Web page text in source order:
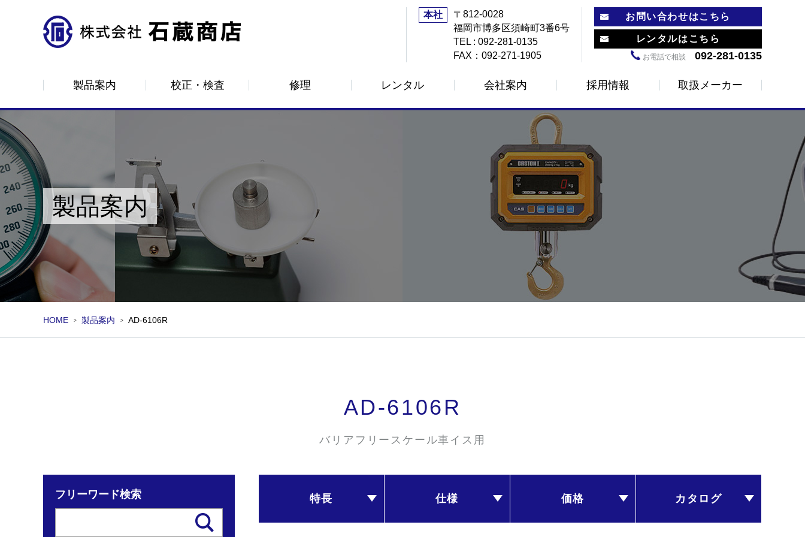
本社
〒812-0028
福岡市博多区須崎町3番6号
TEL : 092-281-0135
FAX：092-271-1905
お問い合わせはこちら
レンタルはこちら
お電話で相談 092-281-0135
製品案内 校正・検査 修理 レンタル 会社案内 採用情報 取扱メーカー
製品案内
HOME 製品案内 AD-6106R
AD-6106R
バリアフリースケール車イス用
特長 仕様 価格 カタログ
フリーワード検索